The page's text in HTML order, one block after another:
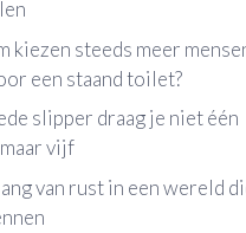
kiezen steeds meer
een staand toilet?
slipper draag je niet één
vijf
van rust in een wereld